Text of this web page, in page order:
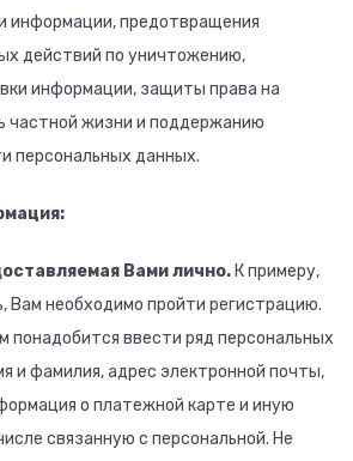
информации, предотвращения
действий по уничтожению,
информации, защиты права на
частной жизни и поддержанию
персональных данных.
Вами лично. К примеру,
Вам необходимо пройти регистрацию.
понадобится ввести ряд персональных
и фамилия, адрес электронной почты,
о платежной карте и иную
связанную с персональной. Не